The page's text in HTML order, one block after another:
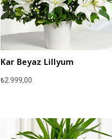
Kar Beyaz Lillyum
₺2.999,00